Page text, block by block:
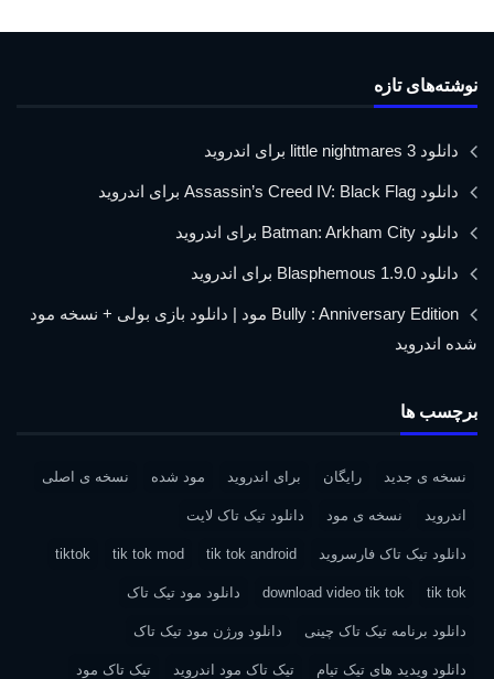
نوشته‌های تازه
دانلود little nightmares 3 برای اندروید
دانلود Assassin’s Creed IV: Black Flag برای اندروید
دانلود Batman: Arkham City برای اندروید
دانلود Blasphemous 1.9.0 برای اندروید
Bully : Anniversary Edition مود | دانلود بازی بولی + نسخه مود
شده اندروید
برچسب ها
نسخه ی جدید رایگان برای اندروید مود شده نسخه ی اصلی
اندروید نسخه ی مود دانلود تیک تاک لایت
دانلود تیک تاک فارسروید tik tok android
tik tok mod
tiktok
tik tok
download video tik tok دانلود مود تیک تاک
دانلود برنامه تیک تاک چینی دانلود ورژن مود تیک تاک
دانلود ویدید های تیک تیام تیک تاک مود اندروید تیک تاک مود